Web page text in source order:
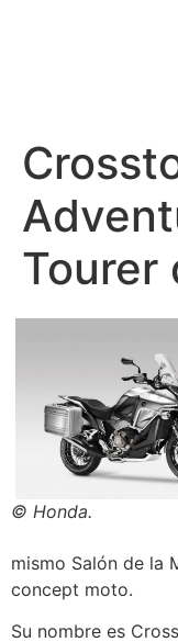
Tourer
© Honda.
mismo Salón de la
concept moto.
Su nombre es